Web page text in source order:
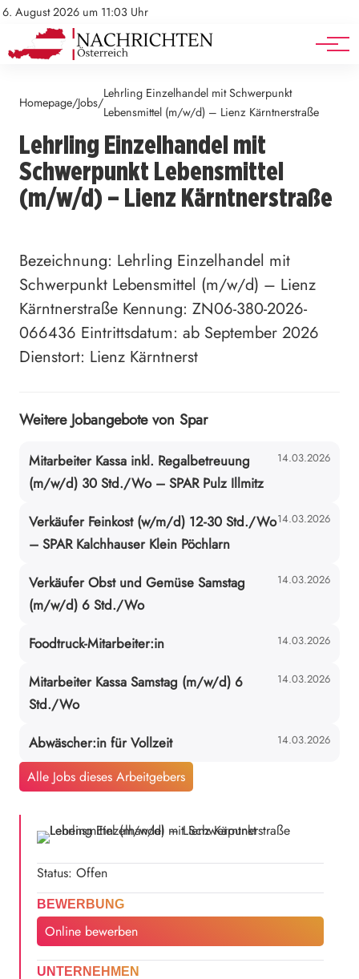
6. August 2026 um 11:03 Uhr
Mediadaten
Werbung
Stellenangebote
Veranstaltungen
Homepage/Jobs/
Lehrling Einzelhandel mit Schwerpunkt
Lebensmittel (m/w/d) – Lienz Kärntnerstraße
Lehrling Einzelhandel mit
Schwerpunkt Lebensmittel
(m/w/d) – Lienz Kärntnerstraße
Bezeichnung: Lehrling Einzelhandel mit
Schwerpunkt Lebensmittel (m/w/d) – Lienz
Kärntnerstraße Kennung: ZN06-380-2026-
066436 Eintrittsdatum: ab September 2026
Dienstort: Lienz Kärntnerst
Weitere Jobangebote von Spar
Mitarbeiter Kassa inkl. Regalbetreuung
(m/w/d) 30 Std./Wo – SPAR Pulz Illmitz
14.03.2026
Verkäufer Feinkost (w/m/d) 12-30 Std./Wo
– SPAR Kalchhauser Klein Pöchlarn
14.03.2026
Verkäufer Obst und Gemüse Samstag
(m/w/d) 6 Std./Wo
14.03.2026
Foodtruck-Mitarbeiter:in 14.03.2026
Mitarbeiter Kassa Samstag (m/w/d) 6
Std./Wo
14.03.2026
Abwäscher:in für Vollzeit 14.03.2026
Alle Jobs dieses Arbeitgebers
Status: Offen
BEWERBUNG
Online bewerben
UNTERNEHMEN